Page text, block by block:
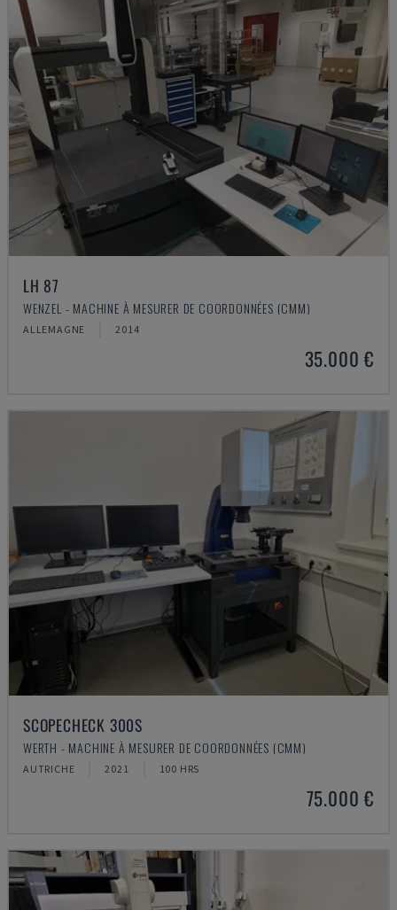
LH 87
WENZEL - MACHINE À MESURER DE COORDONNÉES (CMM)
ALLEMAGNE 2014
35.000 €
SCOPECHECK 300S
WERTH - MACHINE À MESURER DE COORDONNÉES (CMM)
AUTRICHE 2021 100 HRS
75.000 €